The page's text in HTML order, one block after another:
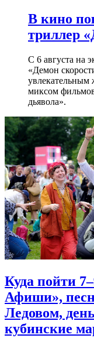
В кино
триллер
С 6 августа на
«Демон
миксом
дьявола».
Куда пойти
Афиши»,
Ледовом,
кубинские